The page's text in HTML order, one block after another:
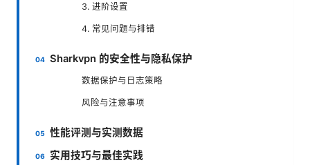
3. 进阶设置
4. 常见问题与排错
Sharkvpn 的安全性与隐私保护
数据保护与日志策略
风险与注意事项
性能评测与实测数据
实用技巧与最佳实践